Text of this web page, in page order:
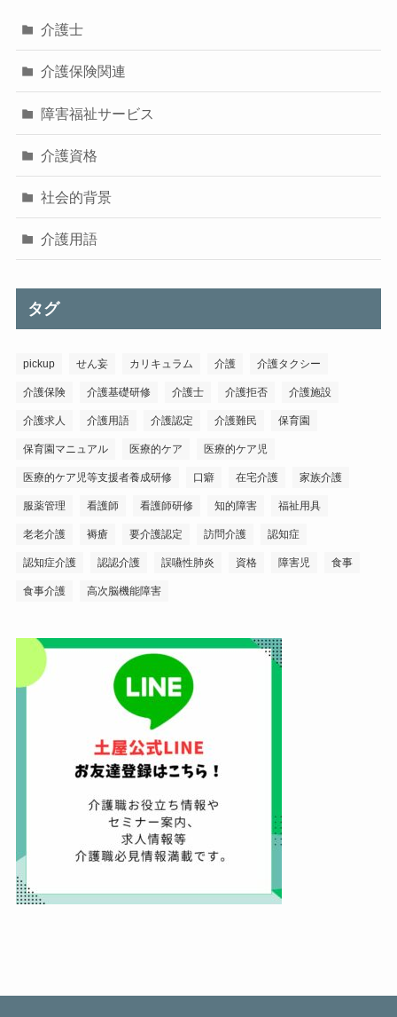
介護士
介護保険関連
障害福祉サービス
介護資格
社会的背景
介護用語
タグ
pickup せん妄 カリキュラム 介護 介護タクシー
介護保険 介護基礎研修 介護士 介護拒否 介護施設
介護求人 介護用語 介護認定 介護難民 保育園
保育園マニュアル 医療的ケア 医療的ケア児
医療的ケア児等支援者養成研修 口癖 在宅介護 家族介護
服薬管理 看護師 看護師研修 知的障害 福祉用具
老老介護 褥瘡 要介護認定 訪問介護 認知症
認知症介護 認認介護 誤嚥性肺炎 資格 障害児 食事
食事介護 高次脳機能障害